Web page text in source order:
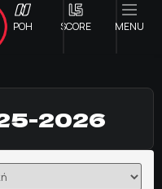
ΡΟΗ SCORE MENU
2026